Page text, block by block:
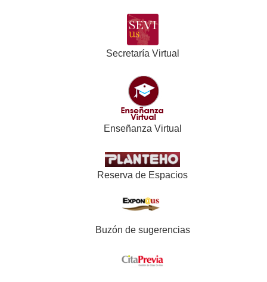
Secretaría Virtual
Enseñanza Virtual
Reserva de Espacios
Buzón de sugerencias